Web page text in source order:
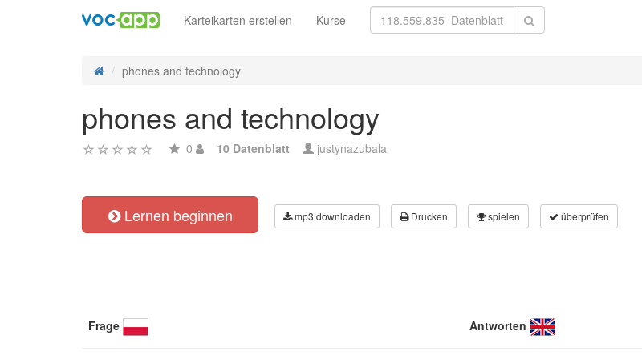
Karteikarten erstellen Kurse
phones and technology
phones and technology
0 10 Datenblatt justynazubala
Lernen beginnen mp3 downloaden Drucken spielen überprüfen
Frage Antworten